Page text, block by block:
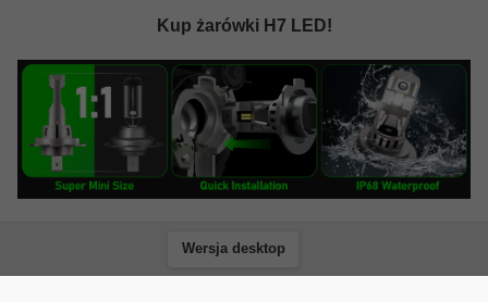
Kup żarówki H7 LED!
Wersja desktop